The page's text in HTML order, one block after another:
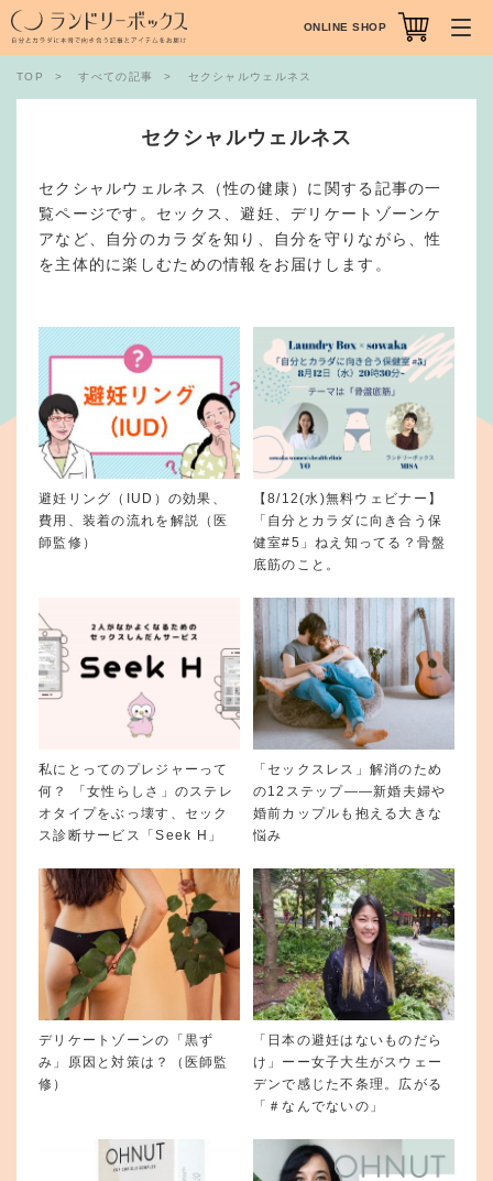
TOP すべての記事 セクシャルウェルネス
セクシャルウェルネス
セクシャルウェルネス（性の健康）に関する記事の一
覧ページです。セックス、避妊、デリケートゾーンケ
アなど、自分のカラダを知り、自分を守りながら、性
を主体的に楽しむための情報をお届けします。
避妊リング（IUD）の効果、
費用、装着の流れを解説（医
師監修）
【8/12(水)無料ウェビナー】
「自分とカラダに向き合う保
健室#5」ねえ知ってる？骨盤
底筋のこと。
私にとってのプレジャーって
何？ 「女性らしさ」のステレ
オタイプをぶっ壊す、セック
ス診断サービス「Seek H」
「セックスレス」解消のため
の12ステップ——新婚夫婦や
婚前カップルも抱える大きな
悩み
デリケートゾーンの「黒ず
み」原因と対策は？（医師監
修）
「日本の避妊はないものだら
け」ーー女子大生がスウェー
デンで感じた不条理。広がる
「＃なんでないの」
ONLINE SHOP